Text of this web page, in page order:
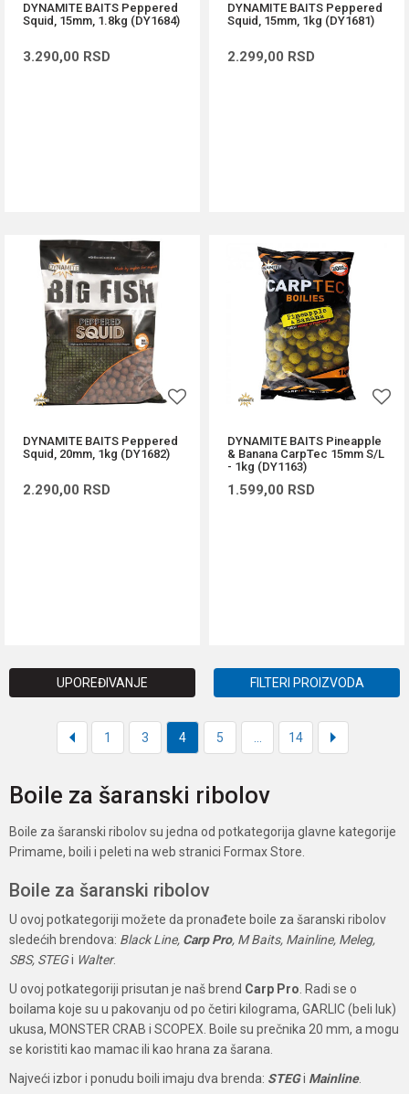
DYNAMITE BAITS Peppered
Squid, 15mm, 1.8kg (DY1684)
3.290,00 RSD
DYNAMITE BAITS Peppered
Squid, 15mm, 1kg (DY1681)
2.299,00 RSD
DYNAMITE BAITS Peppered
Squid, 20mm, 1kg (DY1682)
2.290,00 RSD
DYNAMITE BAITS Pineapple
& Banana CarpTec 15mm S/L
- 1kg (DY1163)
1.599,00 RSD
UPOREĐIVANJE FILTERI PROIZVODA
1 3 4 5 14
Boile za šaranski ribolov
Boile za šaranski ribolov su jedna od potkategorija glavne kategorije
Primame, boili i peleti na web stranici Formax Store.
Boile za šaranski ribolov
U ovoj potkategoriji možete da pronađete boile za šaranski ribolov
sledećih brendova: Black Line, Carp Pro, M Baits, Mainline, Meleg,
SBS, STEGi Walter.
U ovoj potkategoriji prisutan je naš brend Carp Pro . Radi se o
boilama koje su u pakovanju od po četiri kilograma, GARLIC (beli luk)
ukusa, MONSTER CRAB i SCOPEX. Boile su prečnika 20 mm, a mogu
se koristiti kao mamac ili kao hrana za šarana.
Najveći izbor i ponudu boili imaju dva brenda: STEGi Mainline.